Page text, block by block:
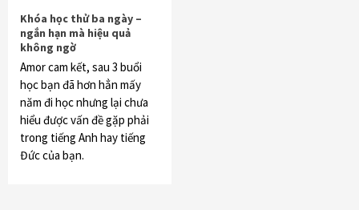
Khóa học thử ba ngày –
ngắn hạn mà hiệu quả
không ngờ
Amor cam kết, sau 3 buổi
học bạn đã hơn hẳn mấy
năm đi học nhưng lại chưa
hiểu được vấn đề gặp phải
trong tiếng Anh hay tiếng
Đức của bạn.